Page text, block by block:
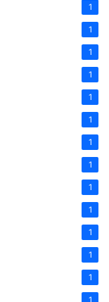
1
1
1
1
1
1
1
1
1
1
1
1
1
1